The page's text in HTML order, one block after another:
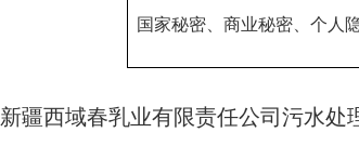
国家秘密、商业秘密、个人
新疆西域春乳业有限责任公司污水